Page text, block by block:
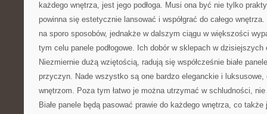
każdego wnętrza, jest jego podłoga. Musi ona być nie tylko
powinna się estetycznie lansować i współgrać do całego
na sporo sposobów, jednakże w dalszym ciągu w większości
tym celu panele podłogowe. Ich dobór w sklepach w
Niezmiernie dużą wziętością, radują się współcześnie białe
przyczyn. Nade wszystko są one bardzo eleganckie i
wnętrzom. Poza tym łatwo je można utrzymać w schludności,
Białe panele będą pasować prawie do każdego wnętrza, co